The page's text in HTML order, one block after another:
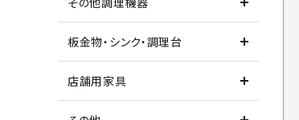
板金物・シンク・調理台
店舗用家具